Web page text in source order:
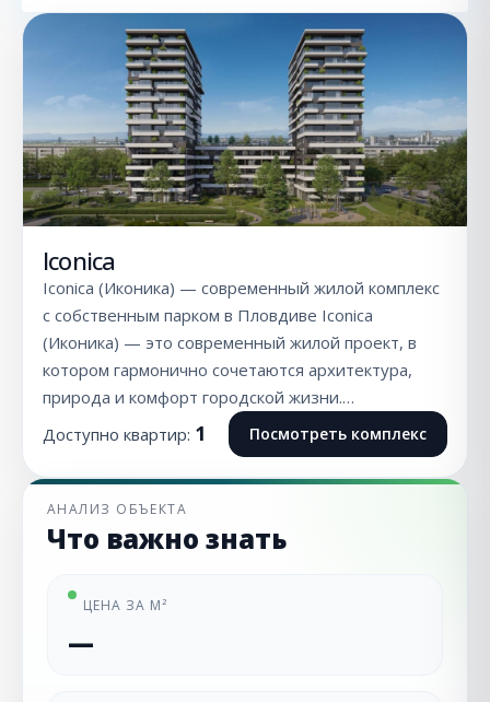
Iconica
Iconica (Иконика) — современный жилой комплекс
с собственным парком в Пловдиве Iconica
(Иконика) — это современный жилой проект, в
котором гармонично сочетаются архитектура,
природа и комфорт городской жизни.…
Доступно квартир: 1 Посмотреть комплекс
АНАЛИЗ ОБЪЕКТА
Что важно знать
ЦЕНА ЗА М²
—